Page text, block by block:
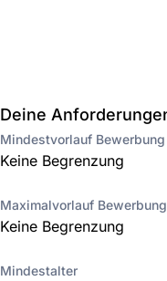
Deine
Mindestvorlauf Bewerbung
Keine Begrenzung
Maximalvorlauf Bewerbung
Keine Begrenzung
Mindestalter